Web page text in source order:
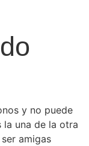
y no puede
la una de la otra
amigas